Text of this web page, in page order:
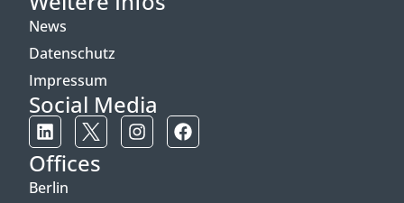
News
Datenschutz
Impressum
Social Media
Offices
Berlin